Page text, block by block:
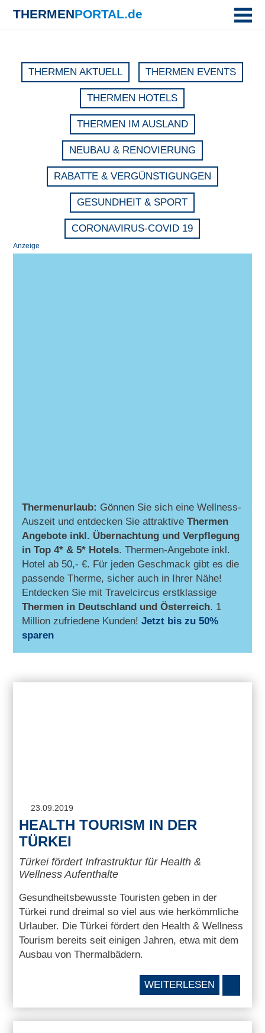
THERMENPORTAL.de
THERMEN AKTUELL THERMEN EVENTS
THERMEN HOTELS
THERMEN IM AUSLAND
NEUBAU & RENOVIERUNG
RABATTE & VERGÜNSTIGUNGEN
GESUNDHEIT & SPORT
CORONAVIRUS-COVID 19
Anzeige
Thermenurlaub: Gönnen Sie sich eine Wellness-
Auszeit und entdecken Sie attraktiveThermen
Angebote inkl. Übernachtung und Verpflegung
in Top 4* & 5* Hotels. Thermen-Angebote inkl.
Hotel ab 50,- €. Für jeden Geschmack gibt es die
passende Therme, sicher auch in Ihrer Nähe!
Entdecken Sie mit Travelcircus erstklassige
Thermen in Deutschland und Österreich. 1
Million zufriedene Kunden!Jetzt bis zu 50%
sparen
23.09.2019
HEALTH TOURISM IN DER
TÜRKEI
Türkei fördert Infrastruktur für Health &
Wellness Aufenthalte
Gesundheitsbewusste Touristen geben in der
Türkei rund dreimal so viel aus wie herkömmliche
Urlauber. Die Türkei fördert den Health & Wellness
Tourism bereits seit einigen Jahren, etwa mit dem
Ausbau von Thermalbädern.
WEITERLESEN